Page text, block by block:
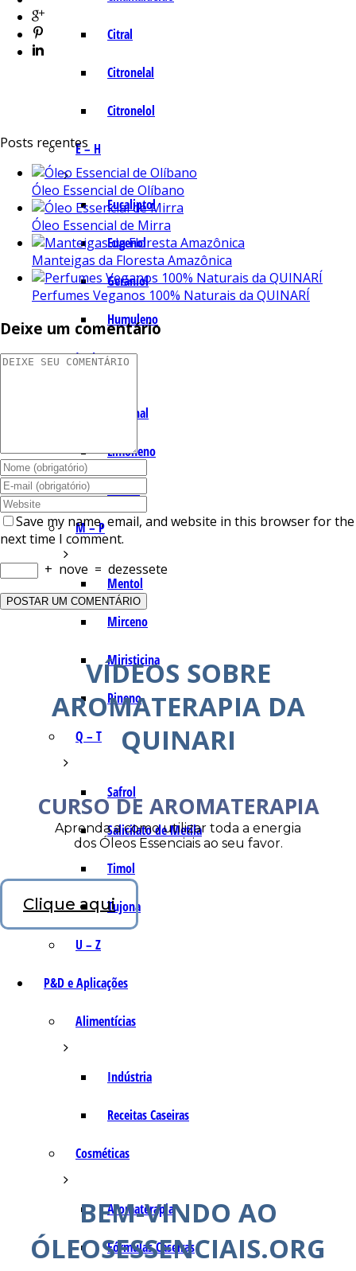
Citral
Citronelal
Citronelol
E – H
Eucaliptol
Eugenol
Geraniol
Humuleno
I – L
Lemonal
Limoneno
Linalol
M – P
Mentol
Mirceno
Miristicina
Pineno
Q – T
Safrol
Salicilato de Metila
Timol
Tujona
U – Z
P&D e Aplicações
Alimentícias
Indústria
Receitas Caseiras
Cosméticas
Aromaterapia
Fórmulas Caseiras
Posts recentes
Óleo Essencial de Olíbano
Óleo Essencial de Mirra
Manteigas da Floresta Amazônica
Perfumes Veganos 100% Naturais da QUINARÍ
Deixe um comentário
Save my name, email, and website in this browser for the
next time I comment.
+ nove = dezessete
VÍDEOS SOBRE
AROMATERAPIA DA
QUINARI
CURSO DE AROMATERAPIA
Aprenda a como utilizar toda a energia
dos Óleos Essenciais ao seu favor.
Clique aqui
BEM-VINDO AO
ÓLEOSESSENCIAIS.ORG